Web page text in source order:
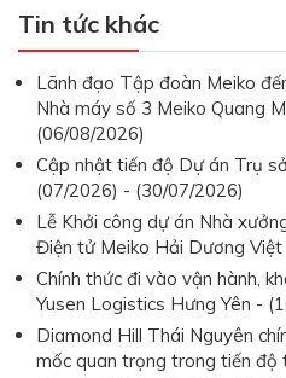
Tin tức khác
Lãnh đạo Tập đoàn Meiko
Nhà máy số 3 Meiko Quang
(06/08/2026)
Cập nhật tiến độ Dự án Trụ
(07/2026) - (30/07/2026)
Lễ Khởi công dự án Nhà
Điện tử Meiko Hải Dương
Chính thức đi vào vận hành,
Yusen Logistics Hưng Yên -
Diamond Hill Thái Nguyên
mốc quan trọng trong tiến độ